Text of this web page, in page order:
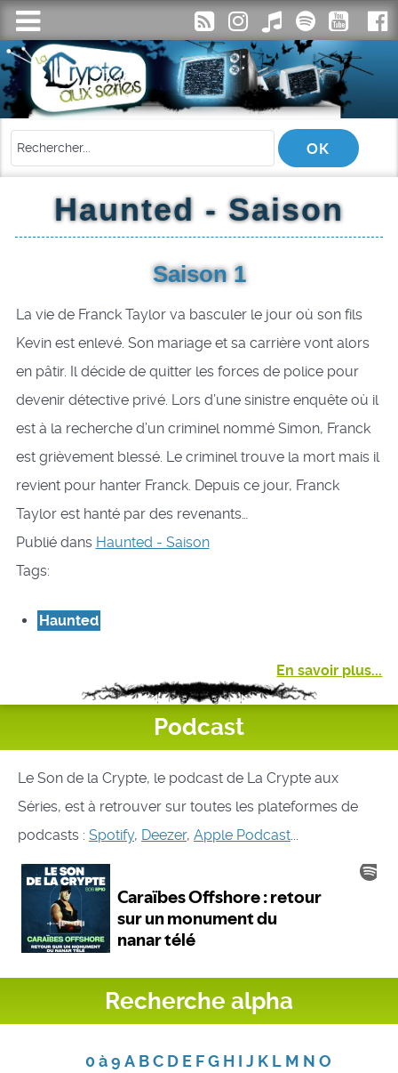
Haunted - Saison
Saison 1
La vie de Franck Taylor va basculer le jour où son fils
Kevin est enlevé. Son mariage et sa carrière vont alors
en pâtir. Il décide de quitter les forces de police pour
devenir détective privé. Lors d’une sinistre enquête où il
est à la recherche d’un criminel nommé Simon, Franck
est grièvement blessé. Le criminel trouve la mort mais il
revient pour hanter Franck. Depuis ce jour, Franck
Taylor est hanté par des revenants…
Publié dans Haunted - Saison
Tags:
Haunted
En savoir plus...
Podcast
Le Son de la Crypte, le podcast de La Crypte aux
Séries, est à retrouver sur toutes les plateformes de
podcasts : Spotify, Deezer, Apple Podcast...
Recherche alpha
0 à 9 A B C D E F G H I J K L M N O